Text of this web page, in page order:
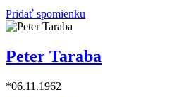
Pridať spomienku
Peter Taraba
*06.11.1962